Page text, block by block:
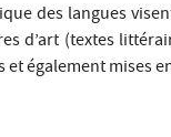
des langues
d’art (textes
également mises